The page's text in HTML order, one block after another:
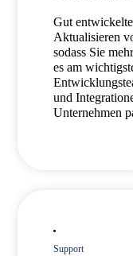
Gut
Aktualisieren
sodass Sie
es am
und
Unternehmen
Support